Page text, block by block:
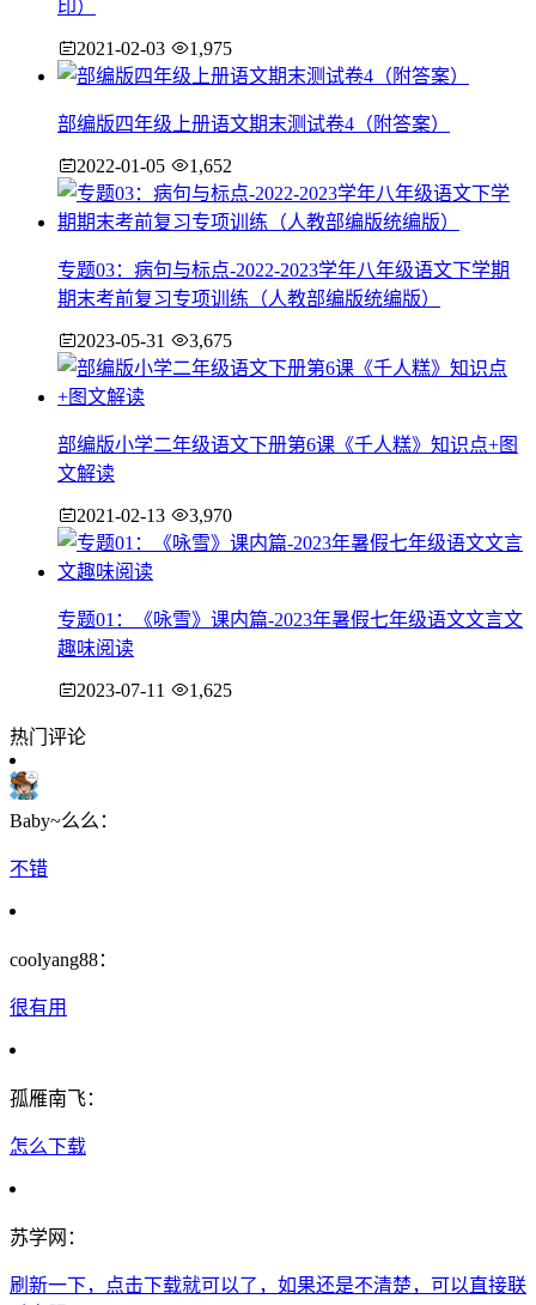
印）
2021-02-03 1,975
部编版四年级上册语文期末测试卷4（附答案）
2022-01-05 1,652
专题03：病句与标点-2022-2023学年八年级语文下学期
期末考前复习专项训练（人教部编版统编版）
2023-05-31 3,675
部编版小学二年级语文下册第6课《千人糕》知识点+图
文解读
2021-02-13 3,970
专题01：《咏雪》课内篇-2023年暑假七年级语文文言文
趣味阅读
2023-07-11 1,625
热门评论
Baby~么么：
不错
coolyang88：
很有用
孤雁南飞：
怎么下载
苏学网：
刷新一下，点击下载就可以了，如果还是不清楚，可以直接联